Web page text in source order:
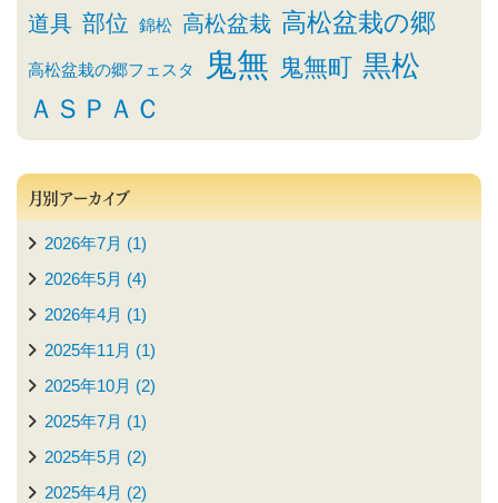
道具 部位 錦松 高松盆栽 高松盆栽の郷
高松盆栽の郷フェスタ 鬼無 鬼無町 黒松
ＡＳＰＡＣ
月別アーカイブ
2026年7月 (1)
2026年5月 (4)
2026年4月 (1)
2025年11月 (1)
2025年10月 (2)
2025年7月 (1)
2025年5月 (2)
2025年4月 (2)